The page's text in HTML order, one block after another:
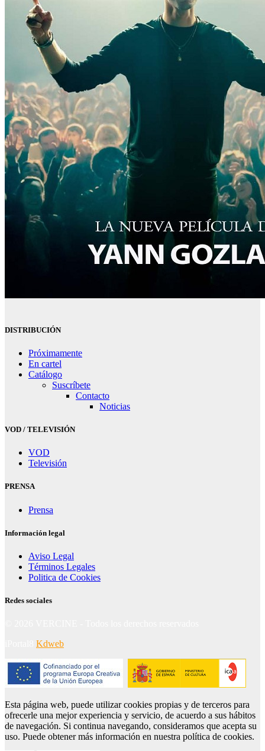
DISTRIBUCIÓN
Próximamente
En cartel
Catálogo
Suscríbete
Contacto
Noticias
VOD / TELEVISIÓN
VOD
Televisión
PRENSA
Prensa
Información legal
Aviso Legal
Términos Legales
Politica de Cookies
Redes sociales
Kdweb
Esta página web, puede utilizar cookies propias y de terceros para
ofrecerle una mejor experiencia y servicio, de acuerdo a sus hábitos
de navegación. Si continua navegando, consideramos que acepta su
uso. Puede obtener más información en nuestra política de cookies.